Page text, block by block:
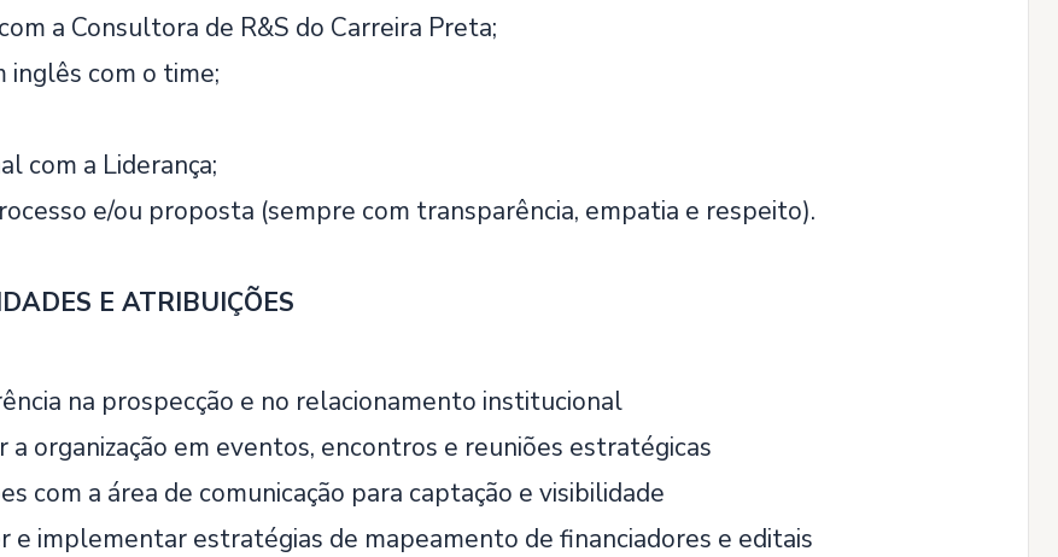
a Consultora de R&S do Carreira Preta;
inglês com o time;
com a Liderança;
e/ou proposta (sempre com transparência, empatia e respeito).
E ATRIBUIÇÕES
na prospecção e no relacionamento institucional
a organização em eventos, encontros e reuniões estratégicas
com a área de comunicação para captação e visibilidade
e implementar estratégias de mapeamento de financiadores e editais